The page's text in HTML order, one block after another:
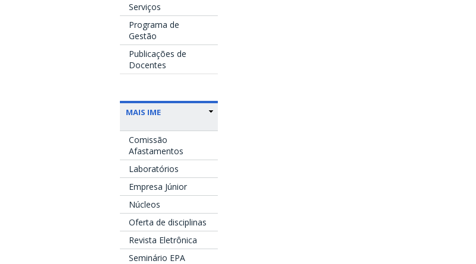
Serviços
Programa de
Gestão
Publicações de
Docentes
MAIS IME
Comissão
Afastamentos
Laboratórios
Empresa Júnior
Núcleos
Oferta de disciplinas
Revista Eletrônica
Seminário EPA